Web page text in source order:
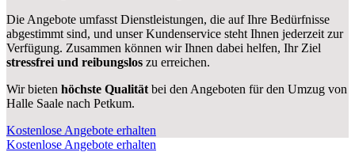
Die Angebote umfasst Dienstleistungen, die auf Ihre Bedürfnisse
abgestimmt sind, und unser Kundenservice steht Ihnen jederzeit zur
Verfügung. Zusammen können wir Ihnen dabei helfen, Ihr Ziel
stressfrei und reibungslos zu erreichen.
Wir bieten höchste Qualität bei den Angeboten für den Umzug von
Halle Saale nach Petkum.
Kostenlose Angebote erhalten
Kostenlose Angebote erhalten